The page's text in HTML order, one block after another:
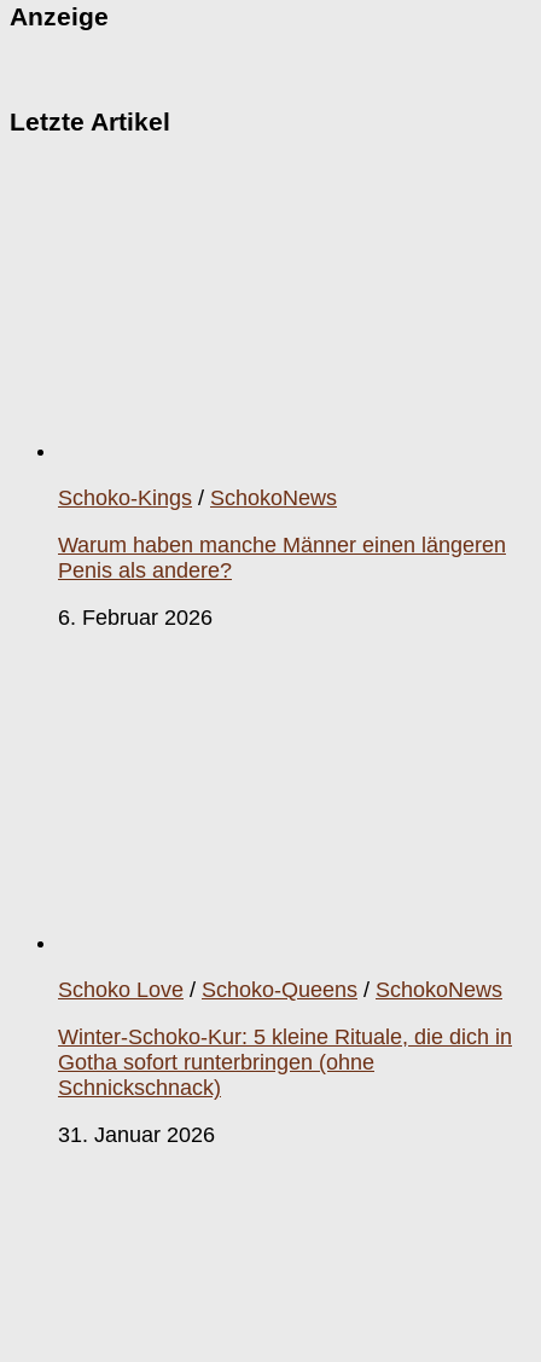
Anzeige
Letzte Artikel
Schoko-Kings / SchokoNews
Warum haben manche Männer einen längeren
Penis als andere?
6. Februar 2026
Schoko Love / Schoko-Queens / SchokoNews
Winter-Schoko-Kur: 5 kleine Rituale, die dich in
Gotha sofort runterbringen (ohne
Schnickschnack)
31. Januar 2026